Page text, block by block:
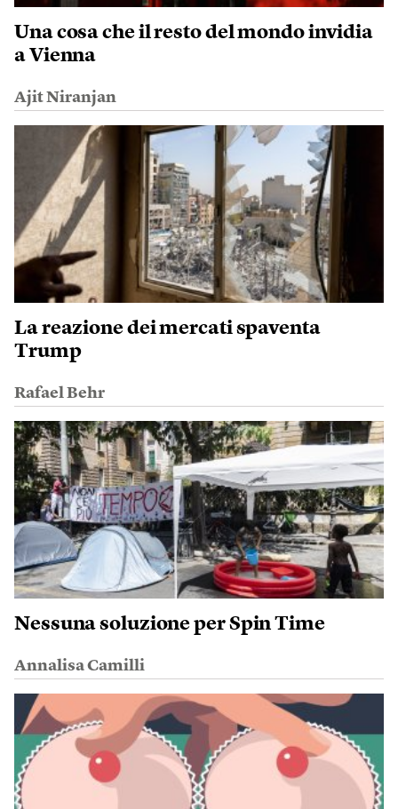
Una cosa che il resto del mondo invidia
a Vienna
Ajit Niranjan
La reazione dei mercati spaventa
Trump
Rafael Behr
Nessuna soluzione per Spin Time
Annalisa Camilli